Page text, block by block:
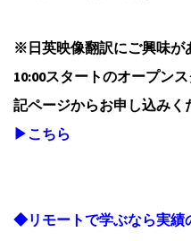
※日英映像翻訳にご興味が
10:00スタートのオープン
記ページからお申し込みく
▶こちら
◆リモートで学ぶなら実績